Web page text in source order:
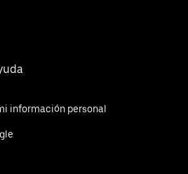
información personal